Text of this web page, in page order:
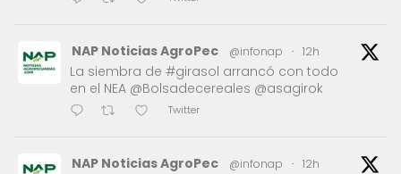
NAP Noticias AgroPec @infonap · 12h
La siembra de #girasol arrancó con todo
en el NEA @Bolsadecereales @asagirok
Twitter
NAP Noticias AgroPec @infonap · 12h